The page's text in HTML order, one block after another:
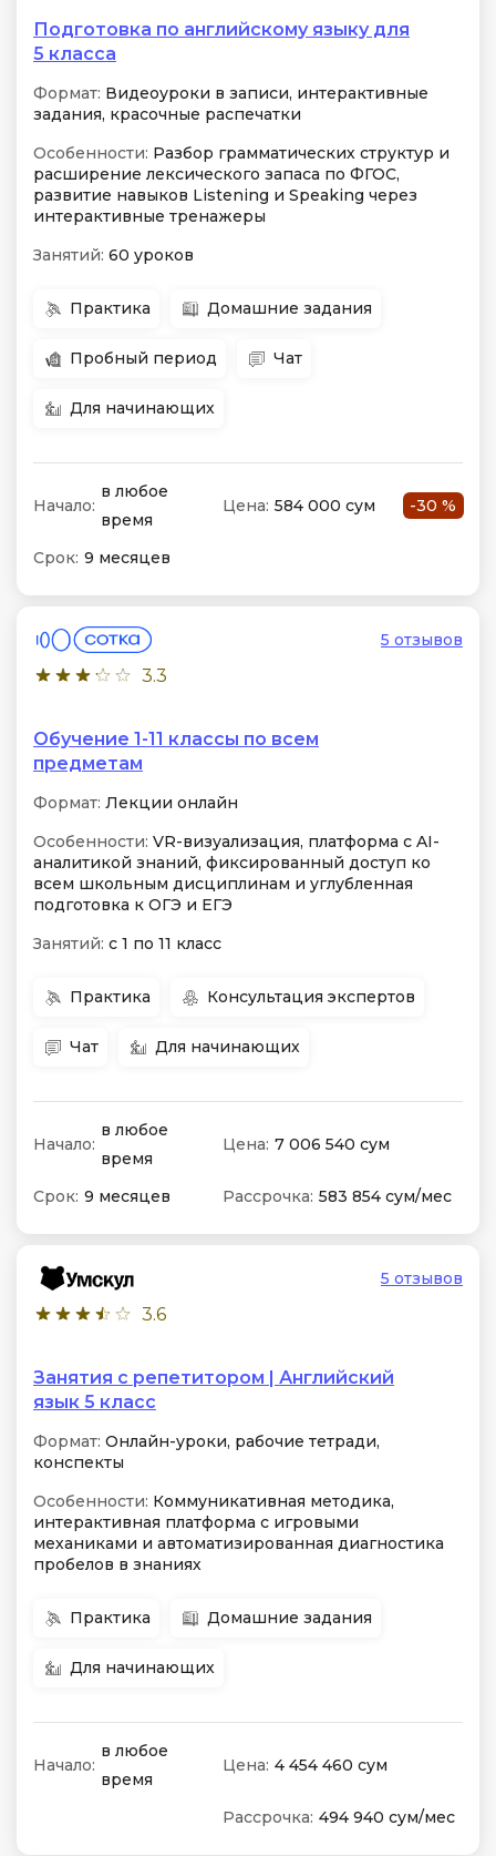
Подготовка по английскому языку для
5 класса
Формат: Видеоуроки в записи, интерактивные
задания, красочные распечатки
Особенности: Разбор грамматических структур и
расширение лексического запаса по ФГОС,
развитие навыков Listening и Speaking через
интерактивные тренажеры
Занятий: 60 уроков
Практика Домашние задания
Пробный период Чат
Для начинающих
Начало:
в любое
время
Цена: 584 000 сум -30 %
Срок: 9 месяцев
3.3
5 отзывов
Обучение 1-11 классы по всем
предметам
Формат: Лекции онлайн
Особенности: VR-визуализация, платформа с AI-
аналитикой знаний, фиксированный доступ ко
всем школьным дисциплинам и углубленная
подготовка к ОГЭ и ЕГЭ
Занятий: с 1 по 11 класс
Практика Консультация экспертов
Чат Для начинающих
Начало:
в любое
время
Цена: 7 006 540 сум
Срок: 9 месяцев Рассрочка: 583 854 сум/мес
3.6
5 отзывов
Занятия с репетитором | Английский
язык 5 класс
Формат: Онлайн-уроки, рабочие тетради,
конспекты
Особенности: Коммуникативная методика,
интерактивная платформа с игровыми
механиками и автоматизированная диагностика
пробелов в знаниях
Практика Домашние задания
Для начинающих
Начало:
в любое
время
Цена: 4 454 460 сум
Рассрочка: 494 940 сум/мес